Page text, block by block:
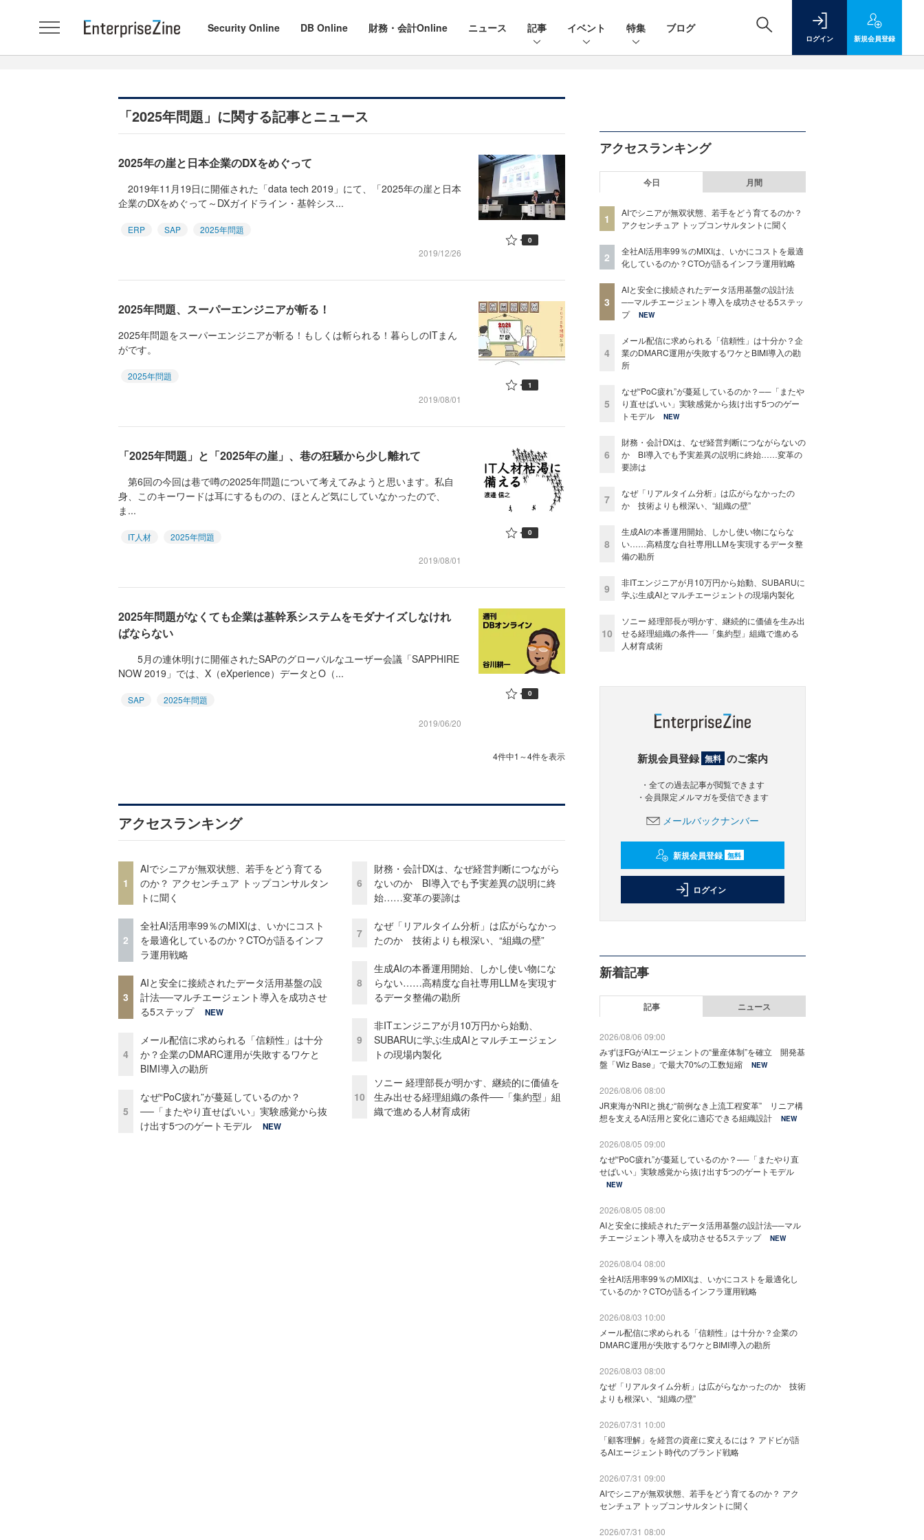
Security Online DB Online 財務・会計Online ニュース 記事 イベント 特集 ブログ
ログイン 新規会員登録
「2025年問題」に関する記事とニュース
2025年の崖と日本企業のDXをめぐって
2019年11月19日に開催された「data tech 2019」にて、「2025年の崖と日本
企業のDXをめぐって～DXガイドライン・基幹シス...
ERP SAP
2025年問題
2019/12/26
0
2025年問題、スーパーエンジニアが斬る！
2025年問題をスーパーエンジニアが斬る！もしくは斬られる！暮らしのITまん
がです。
2025年問題
2019/08/01
1
「2025年問題」と「2025年の崖」、巷の狂騒から少し離れて
第6回の今回は巷で噂の2025年問題について考えてみようと思います。私自
身、このキーワードは耳にするものの、ほとんど気にしていなかったので、
ま...
IT人材
2025年問題
2019/08/01
0
2025年問題がなくても企業は基幹系システムをモダナイズしなけれ
ばならない
5月の連休明けに開催されたSAPのグローバルなユーザー会議「SAPPHIRE
NOW 2019」では、X（eXperience）データとO（...
SAP
2025年問題
2019/06/20
0
4件中1～4件を表示
アクセスランキング
1
AIでシニアが無双状態、若手をどう育てる
のか？ アクセンチュア トップコンサルタン
トに聞く
2
全社AI活用率99％のMIXIは、いかにコスト
を最適化しているのか？CTOが語るインフ
ラ運用戦略
3
AIと安全に接続されたデータ活用基盤の設
計法──マルチエージェント導入を成功させ
る5ステップ
NEW
4
メール配信に求められる「信頼性」は十分
か？企業のDMARC運用が失敗するワケと
BIMI導入の勘所
5
なぜ“PoC疲れ”が蔓延しているのか？
──「またやり直せばいい」実験感覚から抜
け出す5つのゲートモデル
NEW
6
財務・会計DXは、なぜ経営判断につながら
ないのか BI導入でも予実差異の説明に終
始……変革の要諦は
7
なぜ「リアルタイム分析」は広がらなかっ
たのか 技術よりも根深い、“組織の壁”
8
生成AIの本番運用開始、しかし使い物にな
らない……高精度な自社専用LLMを実現す
るデータ整備の勘所
9
非ITエンジニアが月10万円から始動、
SUBARUに学ぶ生成AIとマルチエージェン
トの現場内製化
10
ソニー 経理部長が明かす、継続的に価値を
生み出せる経理組織の条件──「集約型」組
織で進める人材育成術
アクセスランキング
今日 月間
1
AIでシニアが無双状態、若手をどう育てるのか？
アクセンチュア トップコンサルタントに聞く
2
全社AI活用率99％のMIXIは、いかにコストを最適
化しているのか？CTOが語るインフラ運用戦略
3
AIと安全に接続されたデータ活用基盤の設計法
──マルチエージェント導入を成功させる5ステッ
プ
NEW
4
メール配信に求められる「信頼性」は十分か？企
業のDMARC運用が失敗するワケとBIMI導入の勘
所
5
なぜ“PoC疲れ”が蔓延しているのか？──「またや
り直せばいい」実験感覚から抜け出す5つのゲー
トモデル
NEW
6
財務・会計DXは、なぜ経営判断につながらないの
か BI導入でも予実差異の説明に終始……変革の
要諦は
7
なぜ「リアルタイム分析」は広がらなかったの
か 技術よりも根深い、“組織の壁”
8
生成AIの本番運用開始、しかし使い物にならな
い……高精度な自社専用LLMを実現するデータ整
備の勘所
9
非ITエンジニアが月10万円から始動、SUBARUに
学ぶ生成AIとマルチエージェントの現場内製化
10
ソニー 経理部長が明かす、継続的に価値を生み出
せる経理組織の条件──「集約型」組織で進める
人材育成術
新規会員登録 無料 のご案内
・全ての過去記事が閲覧できます
・会員限定メルマガを受信できます
メールバックナンバー
新規会員登録 無料
ログイン
新着記事
記事 ニュース
2026/08/06 09:00
みずほFGがAIエージェントの“量産体制”を確立 開発基
盤「Wiz Base」で最大70%の工数短縮
NEW
2026/08/06 08:00
JR東海がNRIと挑む“前例なき上流工程変革” リニア構
想を支えるAI活用と変化に適応できる組織設計
NEW
2026/08/05 09:00
なぜ“PoC疲れ”が蔓延しているのか？──「またやり直
せばいい」実験感覚から抜け出す5つのゲートモデル
NEW
2026/08/05 08:00
AIと安全に接続されたデータ活用基盤の設計法──マル
チエージェント導入を成功させる5ステップ
NEW
2026/08/04 08:00
全社AI活用率99％のMIXIは、いかにコストを最適化し
ているのか？CTOが語るインフラ運用戦略
2026/08/03 10:00
メール配信に求められる「信頼性」は十分か？企業の
DMARC運用が失敗するワケとBIMI導入の勘所
2026/08/03 08:00
なぜ「リアルタイム分析」は広がらなかったのか 技術
よりも根深い、“組織の壁”
2026/07/31 10:00
「顧客理解」を経営の資産に変えるには？ アドビが語
るAIエージェント時代のブランド戦略
2026/07/31 09:00
AIでシニアが無双状態、若手をどう育てるのか？ アク
センチュア トップコンサルタントに聞く
2026/07/31 08:00